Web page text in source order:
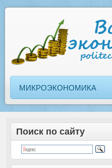
МИКРОЭКОНОМИКА
Поиск по сайту